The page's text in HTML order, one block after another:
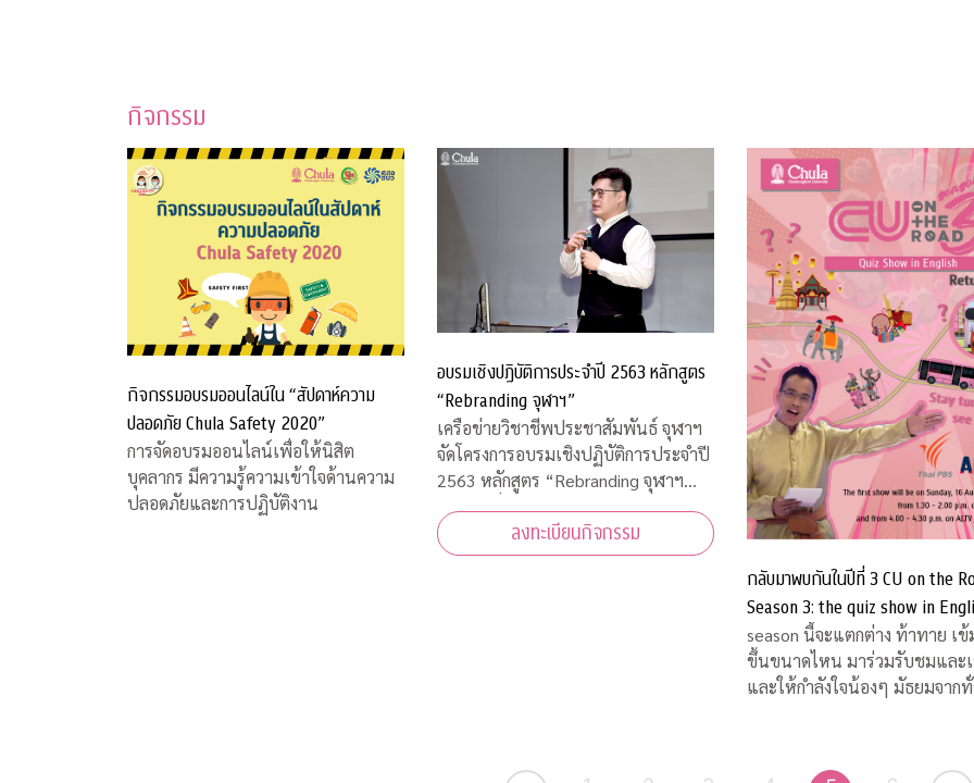
กิจกรรม
กิจกรรมอบรมออนไลน์ใน “สัปดาห์ความ
ปลอดภัย Chula Safety 2020”
การจัดอบรมออนไลน์เพื่อให้นิสิต
บุคลากร มีความรู้ความเข้าใจด้านความ
ปลอดภัยและการปฏิบัติงาน
อบรมเชิงปฏิบัติการประจำปี 2563 หลักสูตร
“Rebranding จุฬาฯ”
เครือข่ายวิชาชีพประชาสัมพันธ์ จุฬาฯ
จัดโครงการอบรมเชิงปฏิบัติการประจำปี
2563 หลักสูตร “Rebranding จุฬาฯ
และการสื่อสารประชาสัมพันธ์ภายหลัง
สถานการณ์โควิด-19”
ลงทะเบียนกิจกรรม
กลับมาพบกันในปีที่ 3 CU on the
Season 3: the quiz show in
คิดชิงไหวชิงพริบสุดมันส์ ส่งตรงถึง
season นี้จะแตกต่าง ท้าทาย เ
ขึ้นขนาดไหน มาร่วมรับชมและเชียร์
และให้กำลังใจน้องๆ มัธยมจาก
กันทางสถานีโทรทัศน์เอแอลทีวี